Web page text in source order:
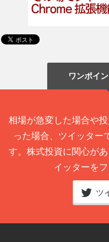
ワンポイ
相場が急変した場合や
った場合、ツイッター
す。株式投資に関心が
イッターを
ツ